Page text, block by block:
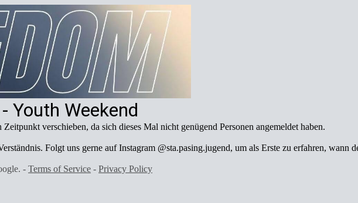
Youth Weekend
verschieben, da sich dieses Mal nicht genügend Personen angemeldet haben.
Folgt uns gerne auf Instagram @sta.pasing.jugend, um als Erste zu erfahren,
- Terms of Service - Privacy Policy